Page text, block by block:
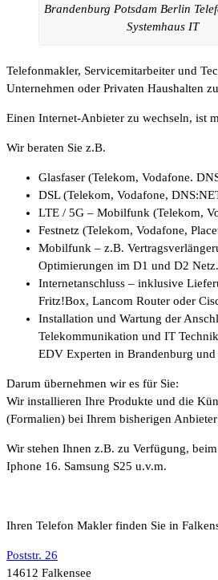
Brandenburg Potsdam Berlin
Systemhaus IT
Telefonmakler, Servicemitarbeiter und
Unternehmen oder Privaten Haushalten
Einen Internet-Anbieter zu wechseln, ist
Wir beraten Sie z.B.
Glasfaser (Telekom, Vodafone.
DSL (Telekom, Vodafone,
LTE / 5G – Mobilfunk (Telekom,
Festnetz (Telekom, Vodafone,
Mobilfunk – z.B.
Optimierungen im D1 und D2 Netz.
Internetanschluss – inklusive
Fritz!Box, Lancom Router oder
Installation und Wartung der
Telekommunikation und IT
EDV Experten in Brandenburg
Darum übernehmen wir es für Sie:
Wir installieren Ihre Produkte und die
(Formalien) bei Ihrem bisherigen
Wir stehen Ihnen z.B. zu Verfügung,
Iphone 16. Samsung S25 u.v.m.
Ihren Telefon Makler finden Sie in
Poststr. 26
14612 Falkensee